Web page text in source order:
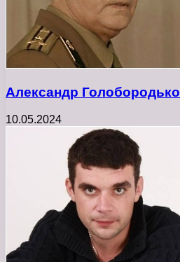
Александр Голобородько
10.05.2024